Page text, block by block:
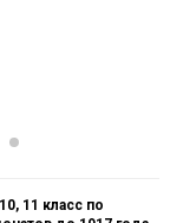
11 класс по